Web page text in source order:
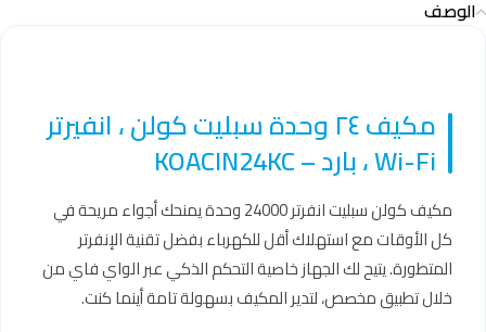
الوصف
مكيف ٢٤ وحدة سبليت كولن ، انفيرتر
Wi-Fi ، بارد – KOACIN24KC
مكيف كولن سبليت انفرتر 24000 وحدة يمنحك أجواء مريحة في
كل الأوقات مع استهلاك أقل للكهرباء بفضل تقنية الإنفرتر
المتطورة. يتيح لك الجهاز خاصية التحكم الذكي عبر الواي فاي من
خلال تطبيق مخصص، لتدير المكيف بسهولة تامة أينما كنت.